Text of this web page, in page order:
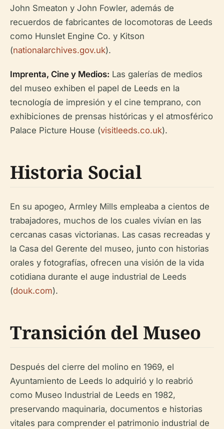
John Smeaton y John Fowler, además de
recuerdos de fabricantes de locomotoras de Leeds
como Hunslet Engine Co. y Kitson
(nationalarchives.gov.uk).
Imprenta, Cine y Medios: Las galerías de medios
del museo exhiben el papel de Leeds en la
tecnología de impresión y el cine temprano, con
exhibiciones de prensas históricas y el atmosférico
Palace Picture House (visitleeds.co.uk).
Historia Social
En su apogeo, Armley Mills empleaba a cientos de
trabajadores, muchos de los cuales vivían en las
cercanas casas victorianas. Las casas recreadas y
la Casa del Gerente del museo, junto con historias
orales y fotografías, ofrecen una visión de la vida
cotidiana durante el auge industrial de Leeds
(douk.com).
Transición del Museo
Después del cierre del molino en 1969, el
Ayuntamiento de Leeds lo adquirió y lo reabrió
como Museo Industrial de Leeds en 1982,
preservando maquinaria, documentos e historias
vitales para comprender el patrimonio industrial de